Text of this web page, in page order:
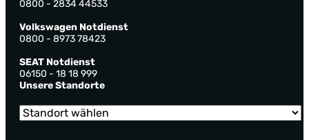
0800 - 2834 44533
Volkswagen Notdienst
0800 - 8973 78423
SEAT Notdienst
06150 - 18 18 999
Unsere Standorte